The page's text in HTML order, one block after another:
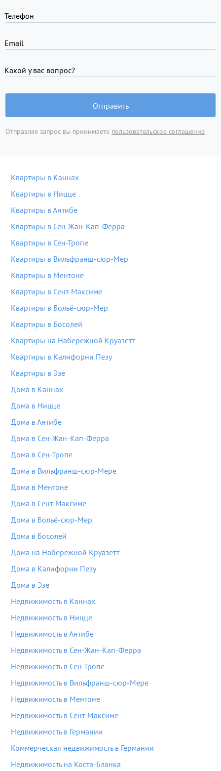
Телефон
Email
Какой у вас вопрос?
Отправить
Отправляя запрос вы принимаете пользовательское соглашение
Квартиры в Каннах
Квартиры в Ницце
Квартиры в Антибе
Квартиры в Сен-Жан-Кап-Ферра
Квартиры в Сен-Тропе
Квартиры в Вильфранш-сюр-Мер
Квартиры в Ментоне
Квартиры в Сент-Максиме
Квартиры в Больё-сюр-Мер
Квартиры в Босолей
Квартиры на Набережной Круазетт
Квартиры в Калифорни Пезу
Квартиры в Эзе
Дома в Каннах
Дома в Ницце
Дома в Антибе
Дома в Сен-Жан-Кап-Ферра
Дома в Сен-Тропе
Дома в Вильфранш-сюр-Мере
Дома в Ментоне
Дома в Сент-Максиме
Дома в Больё-сюр-Мер
Дома в Босолей
Дома на Набережной Круазетт
Дома в Калифорни Пезу
Дома в Эзе
Недвижимость в Каннах
Недвижимость в Ницце
Недвижимость в Антибе
Недвижимость в Сен-Жан-Кап-Ферра
Недвижимость в Сен-Тропе
Недвижимость в Вильфранш-сюр-Мере
Недвижимость в Ментоне
Недвижимость в Сент-Максиме
Недвижимость в Германии
Коммерческая недвижимость в Германии
Недвижимость на Коста-Бланка